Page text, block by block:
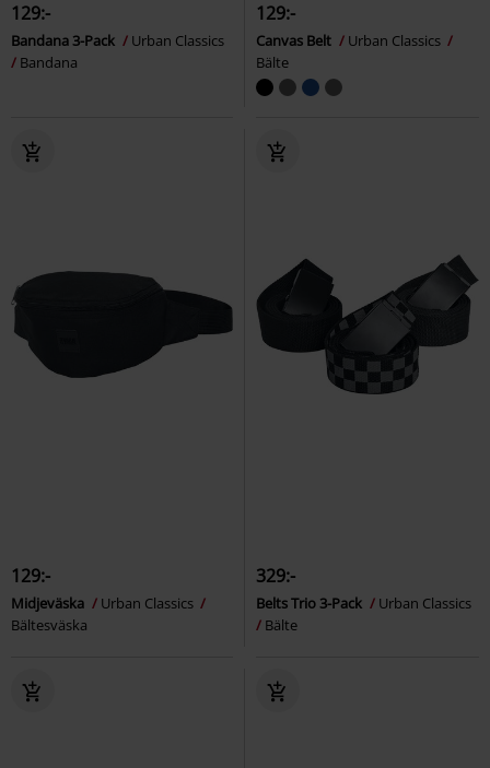
129:-
Bandana 3-Pack
Urban Classics
Bandana
129:-
Canvas Belt
Urban Classics
Bälte
129:-
Midjeväska
Urban Classics
Bältesväska
329:-
Belts Trio 3-Pack
Urban Classics
Bälte